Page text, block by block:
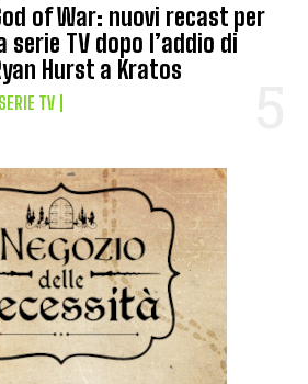
of War: nuovi recast per
serie TV dopo l’addio di
Hurst a Kratos
SERIE TV